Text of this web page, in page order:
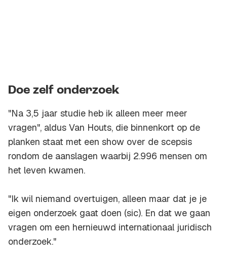
Doe zelf onderzoek
"Na 3,5 jaar studie heb ik alleen meer meer
vragen", aldus Van Houts, die binnenkort op de
planken staat met een show over de scepsis
rondom de aanslagen waarbij 2.996 mensen om
het leven kwamen.
"Ik wil niemand overtuigen, alleen maar dat je je
eigen onderzoek gaat doen (sic). En dat we gaan
vragen om een hernieuwd internationaal juridisch
onderzoek."